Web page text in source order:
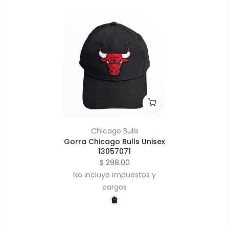
Chicago Bulls
Gorra Chicago Bulls Unisex
13057071
$ 298.00
No incluye impuestos y
cargos